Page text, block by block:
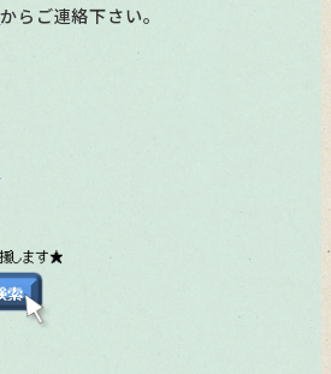
からご連絡下さい。